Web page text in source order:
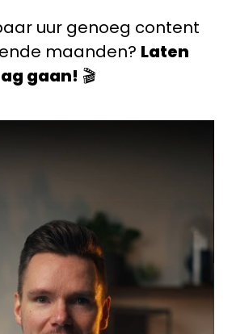
uur genoeg content
maanden? Laten
gaan! 🎬